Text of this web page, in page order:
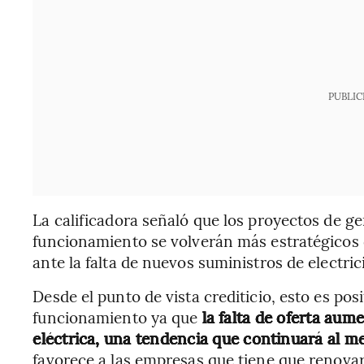
La calificadora señaló que los proyectos de
funcionamiento se volverán más
ante la falta de nuevos suministros de
Desde el punto de vista crediticio, esto es
funcionamiento ya que la falta de oferta
eléctrica, una tendencia que continuará al
favorece a las empresas que tiene que